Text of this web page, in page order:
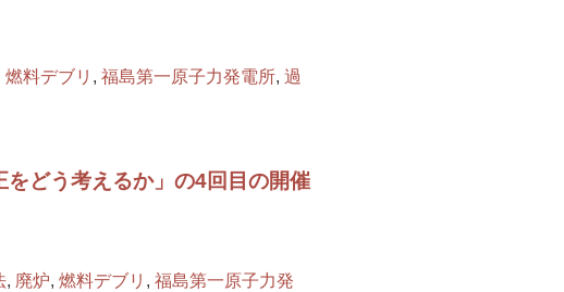
燃料デブリ , 福島第一原子力発電所, 過
どう考えるか」の4回目の開催
, 廃炉, 燃料デブリ , 福島第一原子力発